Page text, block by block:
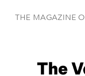
THE MAGAZINE